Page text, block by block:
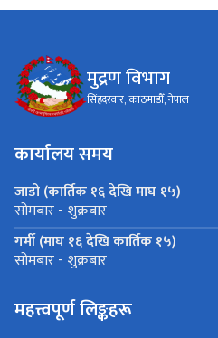
मुद्रण विभाग
सिंहदरवार, काठमाडौँ, नेपाल
कार्यालय समय
जाडो (कार्तिक १६ देखि माघ १५)
सोमबार - शुक्रबार
गर्मी (माघ १६ देखि कार्तिक १५)
सोमबार - शुक्रबार
महत्त्वपूर्ण लिङ्कहरू